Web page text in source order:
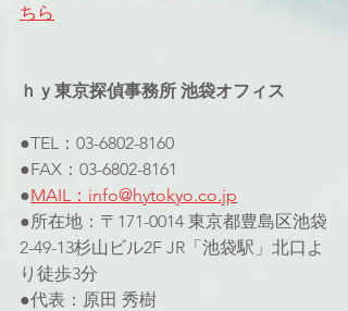
ちら
ｈｙ東京探偵事務所 池袋オフィス
●TEL：03-6802-8160
●FAX：03-6802-8161
●MAIL：info@hytokyo.co.jp
●所在地：〒171-0014 東京都豊島区池袋
2-49-13杉山ビル2F JR「池袋駅」北口よ
り徒歩3分
●代表：原田 秀樹